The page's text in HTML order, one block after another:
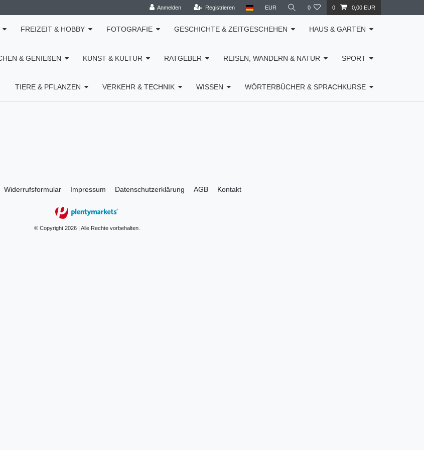
Anmelden Registrieren EUR 0 0 0,00 EUR
FREIZEIT & HOBBY FOTOGRAFIE GESCHICHTE & ZEITGESCHEHEN HAUS & GARTEN
& GENIEßEN KUNST & KULTUR RATGEBER REISEN, WANDERN & NATUR SPORT
TIERE & PFLANZEN VERKEHR & TECHNIK WISSEN WÖRTERBÜCHER & SPRACHKURSE
Widerrufs­formular Impressum Daten­schutz­erklärung AGB Kontakt
© Copyright 2026 | Alle Rechte vorbehalten.